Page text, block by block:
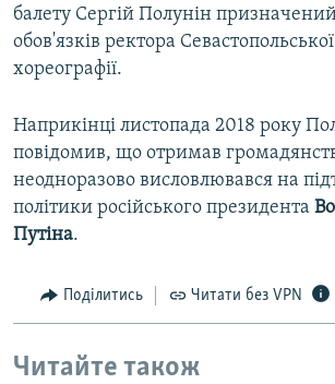
балету Сергій Полунін
обов'язків ректора
хореографії.
Наприкінці листопада 2018 року
повідомив, що отримав
неодноразово висловлювався на
політики російського президента
Путіна.
Поділитись Читати без VPN
Читайте також